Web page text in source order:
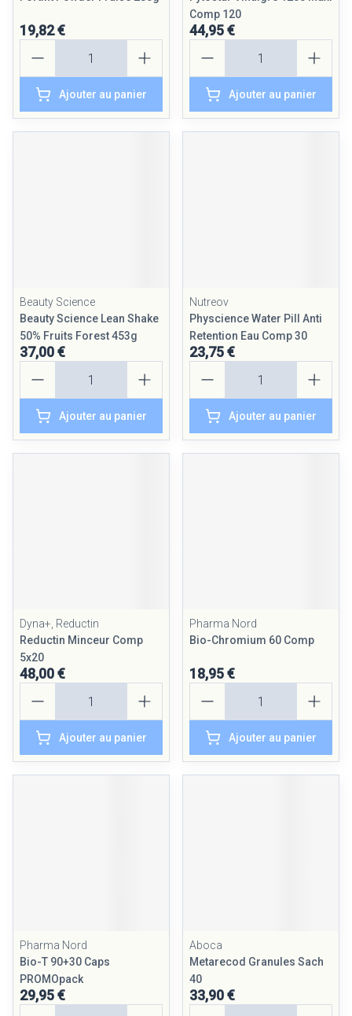
19,82 €
Ajouter au panier
Comp 120
44,95 €
Ajouter au panier
Beauty Science
Beauty Science Lean Shake
50% Fruits Forest 453g
37,00 €
Ajouter au panier
Nutreov
Physcience Water Pill Anti
Retention Eau Comp 30
23,75 €
Ajouter au panier
Dyna+, Reductin
Reductin Minceur Comp
5x20
48,00 €
Ajouter au panier
Pharma Nord
Bio-Chromium 60 Comp
18,95 €
Ajouter au panier
Pharma Nord
Bio-T 90+30 Caps
PROMOpack
29,95 €
Aboca
Metarecod Granules Sach
40
33,90 €